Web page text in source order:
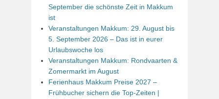
September die schönste Zeit in Makkum
ist
Veranstaltungen Makkum: 29. August bis
5. September 2026 – Das ist in eurer
Urlaubswoche los
Veranstaltungen Makkum: Rondvaarten &
Zomermarkt im August
Ferienhaus Makkum Preise 2027 –
Frühbucher sichern die Top-Zeiten |